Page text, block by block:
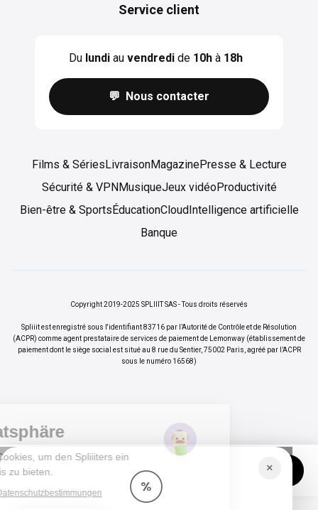
Ihre Privatsphäre
Wir verwenden Cookies, um den Spliiiters ein
besseres Erlebnis zu bieten.
Lesen Sie unsere Datenschutzbestimmungen
Service client
Du lundiau vendredide 10hà 18h
💬 Nous contacter
Films & Séries LivraisonMagazinePresse & Lecture
Sécurité & VPN MusiqueJeux vidéoProductivité
Bien-être & Sports ÉducationCloud Intelligence artificielle
Banque
Copyright 2019-2025 SPLIIIT SAS - Tous droits réservés
Spliiit est enregistré sous l'identifiant 83716 par l’Autorité de Contrôle et de Résolution
(ACPR) comme agent prestataire de services de paiement de Lemonway (établissement de
paiement dont le siège social est situé au 8 rue du Sentier, 75002 Paris, agréé par l’ACPR
sous le numéro 16568)
×
%
Vos abonnements jusqu'à -70% Rejoindre